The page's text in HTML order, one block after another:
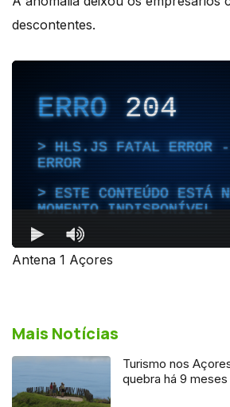
descontentes.
Antena 1 Açores
Mais Notícias
Turismo nos
quebra há 9 meses